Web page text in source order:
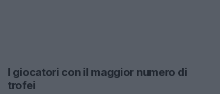
I giocatori con il maggior numero di
trofei